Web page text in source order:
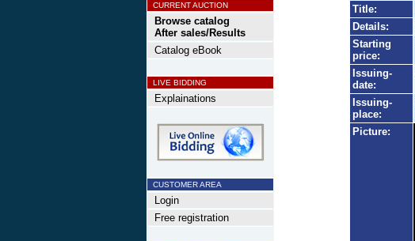
CURRENT AUCTION
Browse catalog
After sales/Results
Catalog eBook
LIVE BIDDING
Explainations
CUSTOMER AREA
Login
Free registration
Title:
Details:
Starting
price:
Issuing-
date:
Issuing-
place:
Picture: